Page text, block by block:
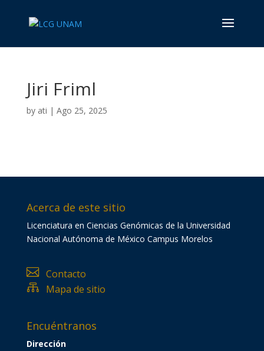
Jiri Friml
by ati | Ago 25, 2025
Acerca de este sitio
Licenciatura en Ciencias Genómicas de la Universidad
Nacional Autónoma de México Campus Morelos
 Contacto
 Mapa de sitio
Encuéntranos
Dirección